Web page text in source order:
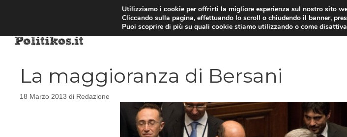
La maggioranza di Bersani
18 Marzo 2013 di Redazione
Utilizziamo i cookie per offrirti la migliore esperienza sul nostro sito
Cliccando sulla pagina, effettuando lo scroll o chiudendo il banner,
Puoi scoprire di più su quali cookie stiamo utilizzando o come